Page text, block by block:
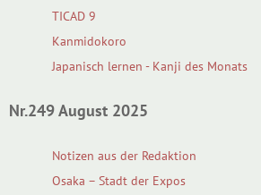
TICAD 9
Kanmidokoro
Japanisch lernen - Kanji des Monats
Nr.249 August 2025
Notizen aus der Redaktion
Osaka – Stadt der Expos